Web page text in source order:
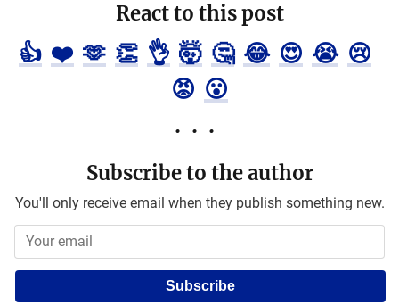
React to this post
👍 ❤️ 🫶 👏 👌 🤯 🤔 😂 😍 😭 😢
😡 😮
Subscribe to the author
You'll only receive email when they publish something new.
Subscribe